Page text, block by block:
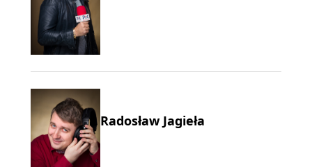
Radosław Jagieła